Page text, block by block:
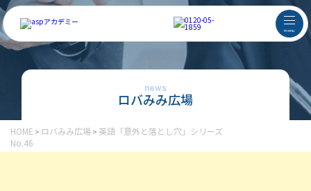
menu
news
ロバみみ広場
HOME > ロバみみ広場 > 英語「意外と落とし穴」シリーズ
No.46